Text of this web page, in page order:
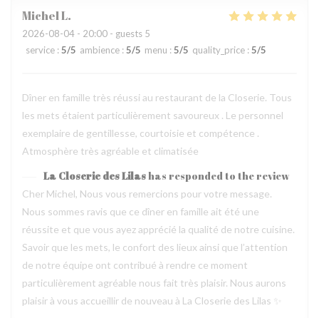
MichelL
2026-08-04 - 20:00 - guests 5
service : 5/5 ambience : 5/5 menu : 5/5 quality_price : 5/5
Dîner en famille très réussi au restaurant de la Closerie. Tous
les mets étaient particulièrement savoureux . Le personnel
exemplaire de gentillesse, courtoisie et compétence .
Atmosphère très agréable et climatisée
La Closerie des Lilashas responded to the review
Cher Michel, Nous vous remercions pour votre message.
Nous sommes ravis que ce dîner en famille ait été une
réussite et que vous ayez apprécié la qualité de notre cuisine.
Savoir que les mets, le confort des lieux ainsi que l’attention
de notre équipe ont contribué à rendre ce moment
particulièrement agréable nous fait très plaisir. Nous aurons
plaisir à vous accueillir de nouveau à La Closerie des Lilas ✨